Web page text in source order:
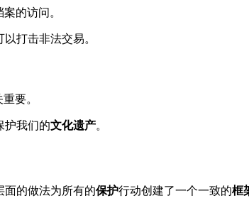
案的访问。
打击非法交易。
要。
护我们的文化遗产。
面的做法为所有的保护行动创建了一个一致的框